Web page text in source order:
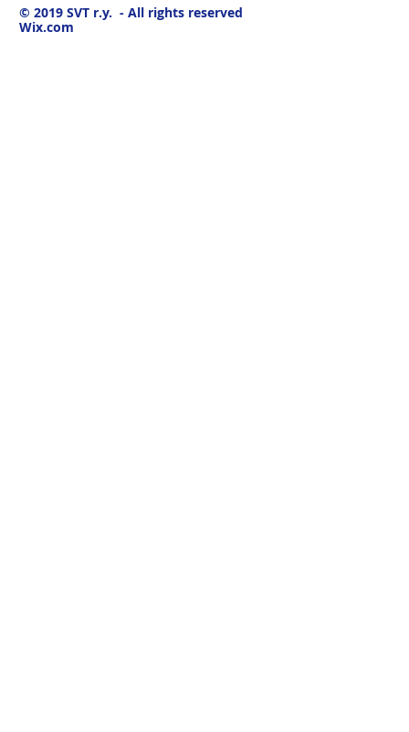
© 2019 SVT r.y. - All rights reserved
Wix.com